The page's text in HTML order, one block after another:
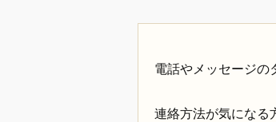
電話やメッセージの
連絡方法が気になる